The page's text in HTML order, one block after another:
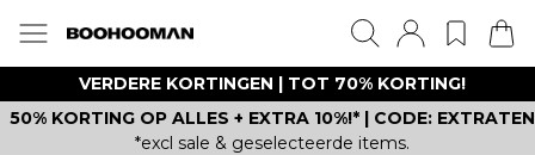
VERDERE KORTINGEN | TOT 70% KORTING!
50% KORTING OP ALLES + EXTRA 10%!* | CODE: EXTRATEN
*excl sale & geselecteerde items.